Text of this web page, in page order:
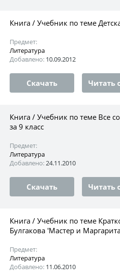
Книга / Учебник по теме
Предмет:
Литература
Добавлено: 10.09.2012
Скачать Читать
Книга / Учебник по теме Все
за 9 класс
Предмет:
Литература
Добавлено:24.11.2010
Скачать Читать
Книга / Учебник по теме
Булгакова 'Мастер и
Предмет:
Литература
Добавлено: 11.06.2010